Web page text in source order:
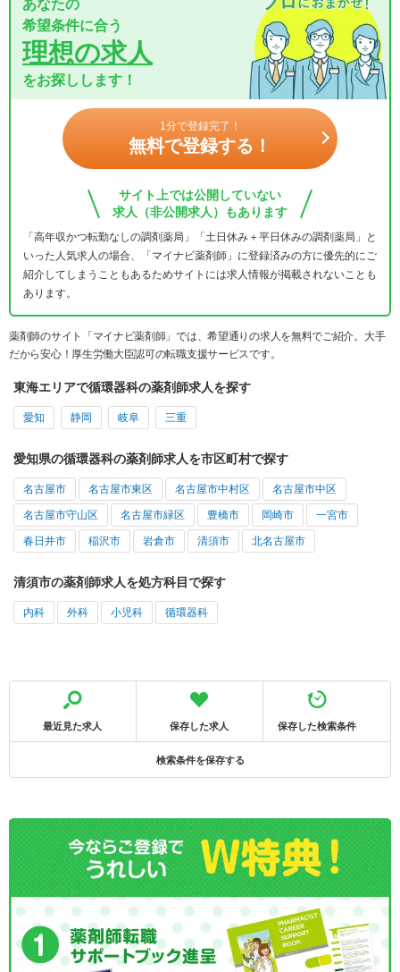
あなたの
希望条件に合う
理想の求人
をお探しします！
1分で登録完了！
無料で登録する！
サイト上では公開していない
求人（非公開求人）もあります
「高年収かつ転勤なしの調剤薬局」「土日休み＋平日休みの調剤薬局」と
いった人気求人の場合、「マイナビ薬剤師」に登録済みの方に優先的にご
紹介してしまうこともあるためサイトには求人情報が掲載されないことも
あります。
薬剤師のサイト「マイナビ薬剤師」では、希望通りの求人を無料でご紹介。大手
だから安心！厚生労働大臣認可の転職支援サービスです。
東海エリアで循環器科の薬剤師求人を探す
愛知 静岡 岐阜 三重
愛知県の循環器科の薬剤師求人を市区町村で探す
名古屋市 名古屋市東区 名古屋市中村区 名古屋市中区
名古屋市守山区 名古屋市緑区 豊橋市 岡崎市 一宮市
春日井市 稲沢市 岩倉市 清須市 北名古屋市
清須市の薬剤師求人を処方科目で探す
内科 外科 小児科 循環器科
最近見た求人 保存した求人 保存した検索条件
検索条件を保存する